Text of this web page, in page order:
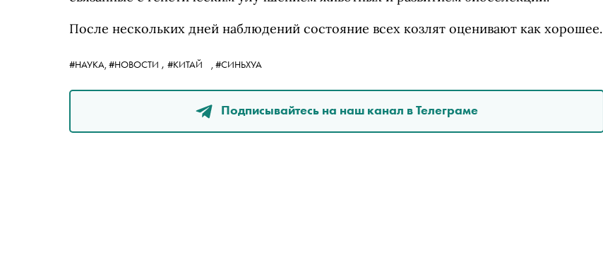
После нескольких дней наблюдений состояние всех козлят оценивают как хорошее.
#НАУКА, #НОВОСТИ , #КИТАЙ , #СИНЬХУА
Подписывайтесь на наш канал в Телеграме